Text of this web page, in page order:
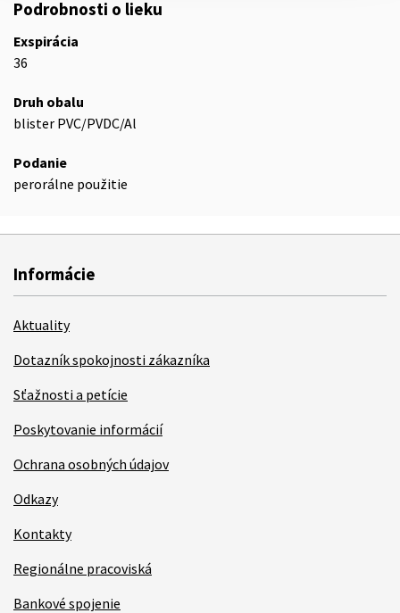
Podrobnosti o lieku
Exspirácia
36
Druh obalu
blister PVC/PVDC/Al
Podanie
perorálne použitie
Informácie
Aktuality
Dotazník spokojnosti zákazníka
Sťažnosti a petície
Poskytovanie informácií
Ochrana osobných údajov
Odkazy
Kontakty
Regionálne pracoviská
Bankové spojenie